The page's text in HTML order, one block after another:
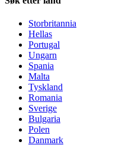
Storbritannia
Hellas
Portugal
Ungarn
Spania
Malta
Tyskland
Romania
Sverige
Bulgaria
Polen
Danmark